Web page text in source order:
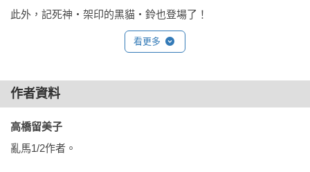
此外，記死神‧架印的黑貓‧鈴也登場了！
看更多
作者資料
高橋留美子
亂馬1/2作者。